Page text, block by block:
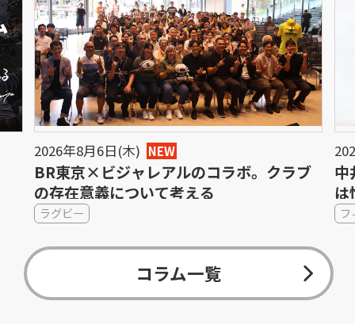
2026年8月6日(木) NEW
BR東京×ビジャレアルのコラボ。クラブ
の存在意義について考える
ラグビー
中
は
コラム一覧